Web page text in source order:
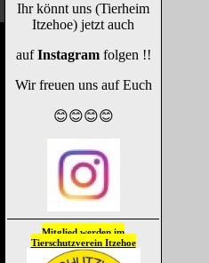
Ihr könnt uns (Tierheim
Itzehoe) jetzt auch
aufInstagramfolgen !!
Wir freuen uns auf Euch
😊😊😊😊
Mitglied werden im
Tierschutzverein Itzehoe